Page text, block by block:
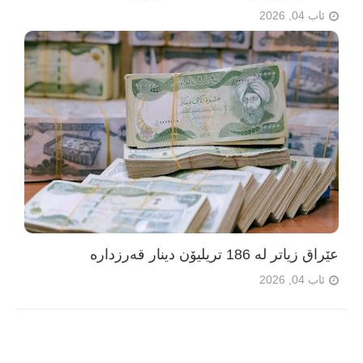
ئاب 04, 2026
عێراق زیاتر لە 186 تریلیۆن دینار قەرزدارە
ئاب 04, 2026